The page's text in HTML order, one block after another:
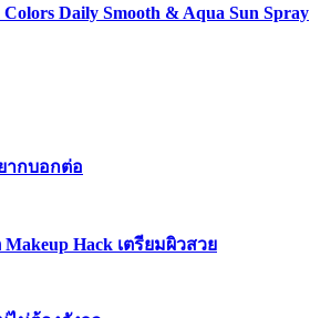
Daily Smooth & Aqua Sun Spray
ากบอกต่อ
Hack เตรียมผิวสวย